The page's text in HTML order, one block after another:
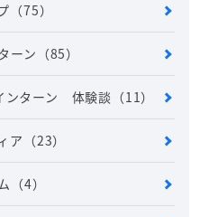
（75）
ーン （85）
ンターン 体験談 （11）
ア （23）
（4）